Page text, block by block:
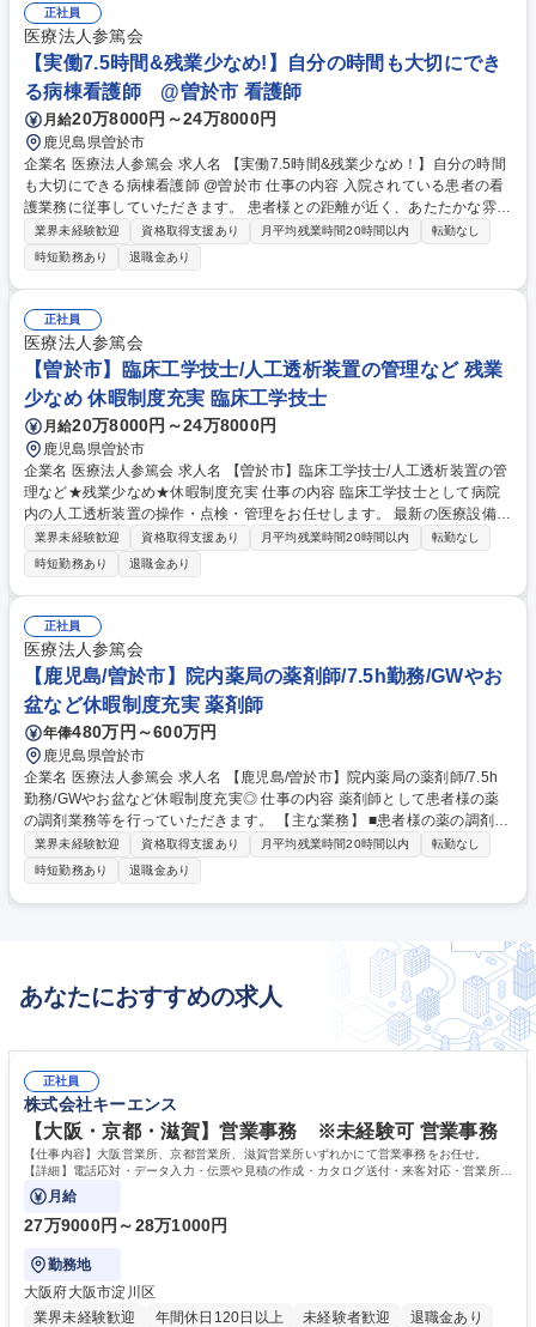
正社員
医療法人参篤会
【実働7.5時間&残業少なめ!】自分の時間も大切にでき
る病棟看護師 @曽於市 看護師
月給20万8000円～24万8000円
鹿児島県曽於市
企業名 医療法人参篤会 求人名 【実働7.5時間&残業少なめ！】自分の時間
も大切にできる病棟看護師 @曽於市 仕事の内容 入院されている患者の看
護業務に従事していただきます。 患者様との距離が近く、あたたかな雰囲
気での勤務可能です！ 【仕事内容】 ■看護師業務全般 ・診療科目：内科
メイン ・病床数：約60床（病棟数は3棟） ・夜勤は2~6回/月程度（各病
棟2名 計6名体制）※夜勤回数は相談可 【変更の範囲】変更なし 募集職種
【実働7.5時間&残業少なめ！】自分の時間も大切にできる病棟看護師 @
曽於市
業界未経験歓迎 資格取得支援あり 月平均残業時間20時間以内
転勤なし
時短勤務あり
退職金あり
正社員
医療法人参篤会
【曽於市】臨床工学技士/人工透析装置の管理など 残業
少なめ 休暇制度充実 臨床工学技士
月給20万8000円～24万8000円
鹿児島県曽於市
企業名 医療法人参篤会 求人名 【曽於市】臨床工学技士/人工透析装置の管
理など★残業少なめ★休暇制度充実 仕事の内容 臨床工学技士として病院
内の人工透析装置の操作・点検・管理をお任せします。 最新の医療設備を
活用し、地域医療サービス向上に貢献します！ 【主な業務】 ・人工透析
装置の操作/設定/管理/保守点検 ・機器トラブル対応/調整業務 ※医師の指
示に基づく 【変更の範囲】変更なし 募集職種 【曽於市】臨床工学技士/人
工透析装置の管理など★残業少なめ★休暇制度充実
業界未経験歓迎 資格取得支援あり 月平均残業時間20時間以内
転勤なし
時短勤務あり
退職金あり
正社員
医療法人参篤会
【鹿児島/曽於市】院内薬局の薬剤師/7.5h勤務/GWやお
盆など休暇制度充実 薬剤師
年俸480万円～600万円
鹿児島県曽於市
企業名 医療法人参篤会 求人名 【鹿児島/曽於市】院内薬局の薬剤師/7.5h
勤務/GWやお盆など休暇制度充実◎ 仕事の内容 薬剤師として患者様の薬
の調剤業務等を行っていただきます。 【主な業務】 ■患者様の薬の調剤 ■
服薬指導 ■薬の管理 等 ★わからないことも先輩に聞いてすぐに解決でき
る環境なので安心で す★ 明るく楽しい雰囲気の中で、先輩薬剤師から教
わりながら業務を覚えていきましょう！ 【変更の範囲】変更なし 募集職
種 【鹿児島/曽於市】院内薬局の薬剤師/7.5h勤務/GWやお盆など休暇制度
業界未経験歓迎 資格取得支援あり 月平均残業時間20時間以内
転勤なし
時短勤務あり
退職金あり
あなたにおすすめの求人
正社員
株式会社キーエンス
【大阪・京都・滋賀】営業事務 ※未経験可 営業事務
【仕事内容】大阪営業所、京都営業所、滋賀営業所いずれかにて営業事務をお任せ。
【詳細】電話応対・データ入力・伝票や見積の作成・カタログ送付・来客対応・営業所内
で発生する事務業務や業務改善をお任せ。
月給
27万9000円～28万1000円
勤務地
大阪府大阪市淀川区
業界未経験歓迎
年間休日120日以上 未経験者歓迎
退職金あり